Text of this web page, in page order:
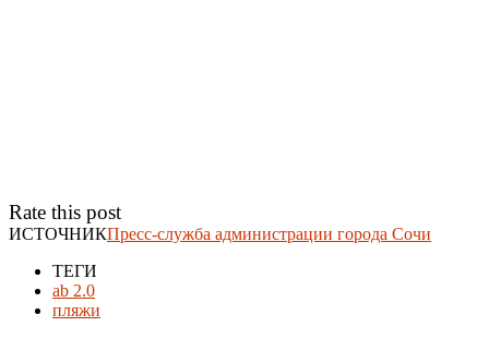
Rate this post
ИСТОЧНИКПресс-служба администрации города Сочи
ТЕГИ
ab 2.0
пляжи